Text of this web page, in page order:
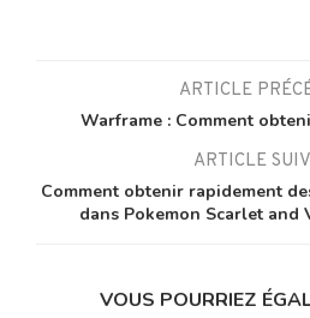
ARTICLE
Warframe : Comment
ARTICLE
Comment obtenir rapidement
dans Pokemon Scarlet and
VOUS POURRIEZ